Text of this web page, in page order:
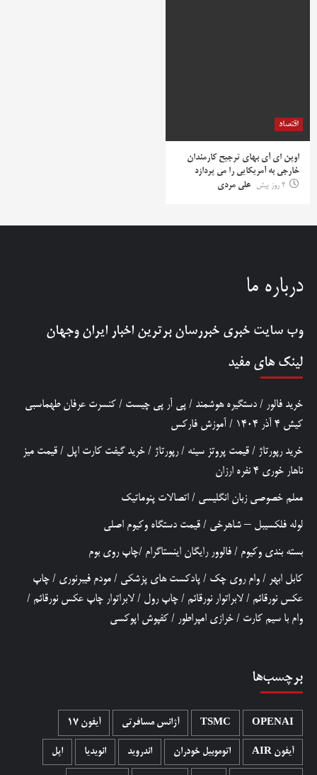
اقتصاد
اوپن ای آی بهای ترجیح کارمندان
خارجی به آمریکایی را می پردازد
2 روز پیش
علی مردی
درباره ما
وب سایت خبری خبررسان برترین اخبار ایران وجهان
لینک های مفید
خرید فالور / دستگیره هوشمند / پی آر پی چیست / کنسرت عرفان طهماسبی
کیش 4 آذر 1404
/ آموزش فارکس
خرید رپورتاژ / قیمت پروتز سینه /رپورتاژ / خرید گیفت کارت اپل / قیمت میز
ناهار خوری 4 نفره ارزان
معلم خصوصی زبان انگلیسی / اتصالات پنوماتیک
لوله فلکسیبل – شاهرخی / قیمت دستگاه وکیوم اصلی
بسته بندی وکیوم / فالوور رایگان اینستاگرام /چاپ روی بوم
کابل ابهر / وام روی چک / پادکست های پزشکی / مودم فیبرنوری / چاپ
عکس نورقائم / لابراتوار نورقائم / چاپ رول / لابراتوار چاپ عکس نورقائم /
وام با سیم کارت / خرازی امپراطور / کفپوش اپوکسی
برچسب‌ها
OPENAI
TSMC آژانس مسافرتی آیفون 17
آیفون AIR اتوموبیل خودران اندروید انویدیا اپل